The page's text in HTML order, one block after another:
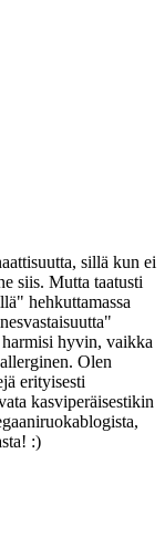
sillä kun ei
siis. Mutta taatusti
hehkuttamassa
hyvin, vaikka
Olen
erityisesti
kasviperäisestikin
:)